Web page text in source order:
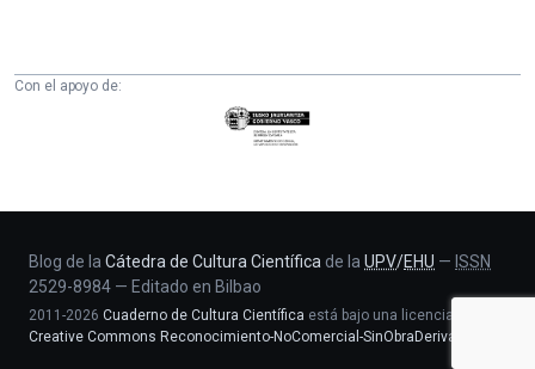
Con el apoyo de:
Eusko
Jaurlaritza
eta
Berrikuntza
saila
Blog de la Cátedra de Cultura Científica de la UPV/EHU — ISSN
2529-8984 — Editado en Bilbao
2011-2026 Cuaderno de Cultura Científica está bajo una licencia
Creative Commons Reconocimiento-NoComercial-SinObraDerivada 4.0